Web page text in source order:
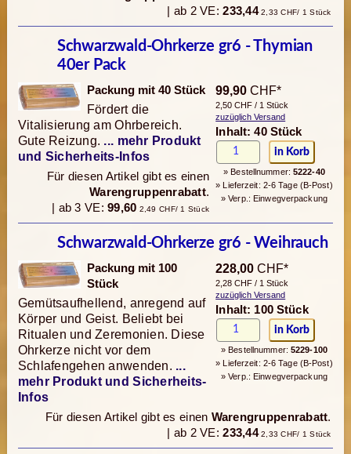
| ab 2 VE:233,442,33 CHF/ 1 Stück
Schwarzwald-Ohrkerze gr6 - Thymian
40er Pack
99,90 CHF*
2,50 CHF / 1 Stück
zuzüglich Versand
Inhalt: 40 Stück
» Bestellnummer:5222-40
» Lieferzeit: 2-6 Tage (B-Post)
» Verp.: Einwegverpackung
Packung mit 40 Stück
Fördert die
Vitalisierung am Ohrbereich.
Gute Reizung. ... mehr Produkt
und Sicherheits-Infos
Für diesen Artikel gibt es einen
Warengruppenrabatt.
| ab 3 VE:99,60 2,49 CHF/ 1 Stück
Schwarzwald-Ohrkerze gr6 - Weihrauch
228,00 CHF*
2,28 CHF / 1 Stück
zuzüglich Versand
Inhalt: 100 Stück
» Bestellnummer: 5229-100
» Lieferzeit: 2-6 Tage (B-Post)
» Verp.: Einwegverpackung
Packung mit 100
Stück
Gemütsaufhellend, anregend auf
Körper und Geist. Beliebt bei
Ritualen und Zeremonien. Diese
Ohrkerze nicht vor dem
Schlafengehen anwenden. ...
mehr Produkt und Sicherheits-
Infos
Für diesen Artikel gibt es einen Warengruppenrabatt.
| ab 2 VE:233,442,33 CHF/ 1 Stück